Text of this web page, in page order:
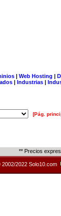
| Web Hosting |
| Industrias |
[Pág.
** Precios
2002/2022 Solo10.com